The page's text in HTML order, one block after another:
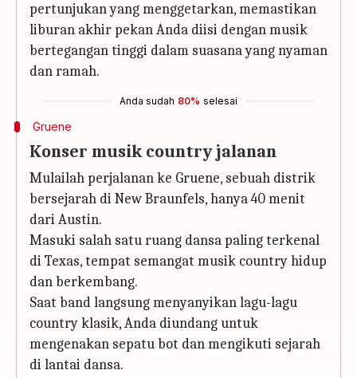
pertunjukan yang menggetarkan, memastikan
liburan akhir pekan Anda diisi dengan musik
bertegangan tinggi dalam suasana yang nyaman
dan ramah.
Anda sudah 80% selesai
Gruene
Konser musik country jalanan
Mulailah perjalanan ke Gruene, sebuah distrik
bersejarah di New Braunfels, hanya 40 menit
dari Austin.
Masuki salah satu ruang dansa paling terkenal
di Texas, tempat semangat musik country hidup
dan berkembang.
Saat band langsung menyanyikan lagu-lagu
country klasik, Anda diundang untuk
mengenakan sepatu bot dan mengikuti sejarah
di lantai dansa.